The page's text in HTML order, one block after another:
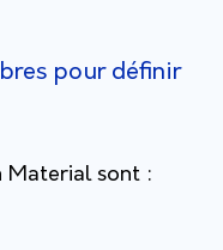
pour définir
Material sont :